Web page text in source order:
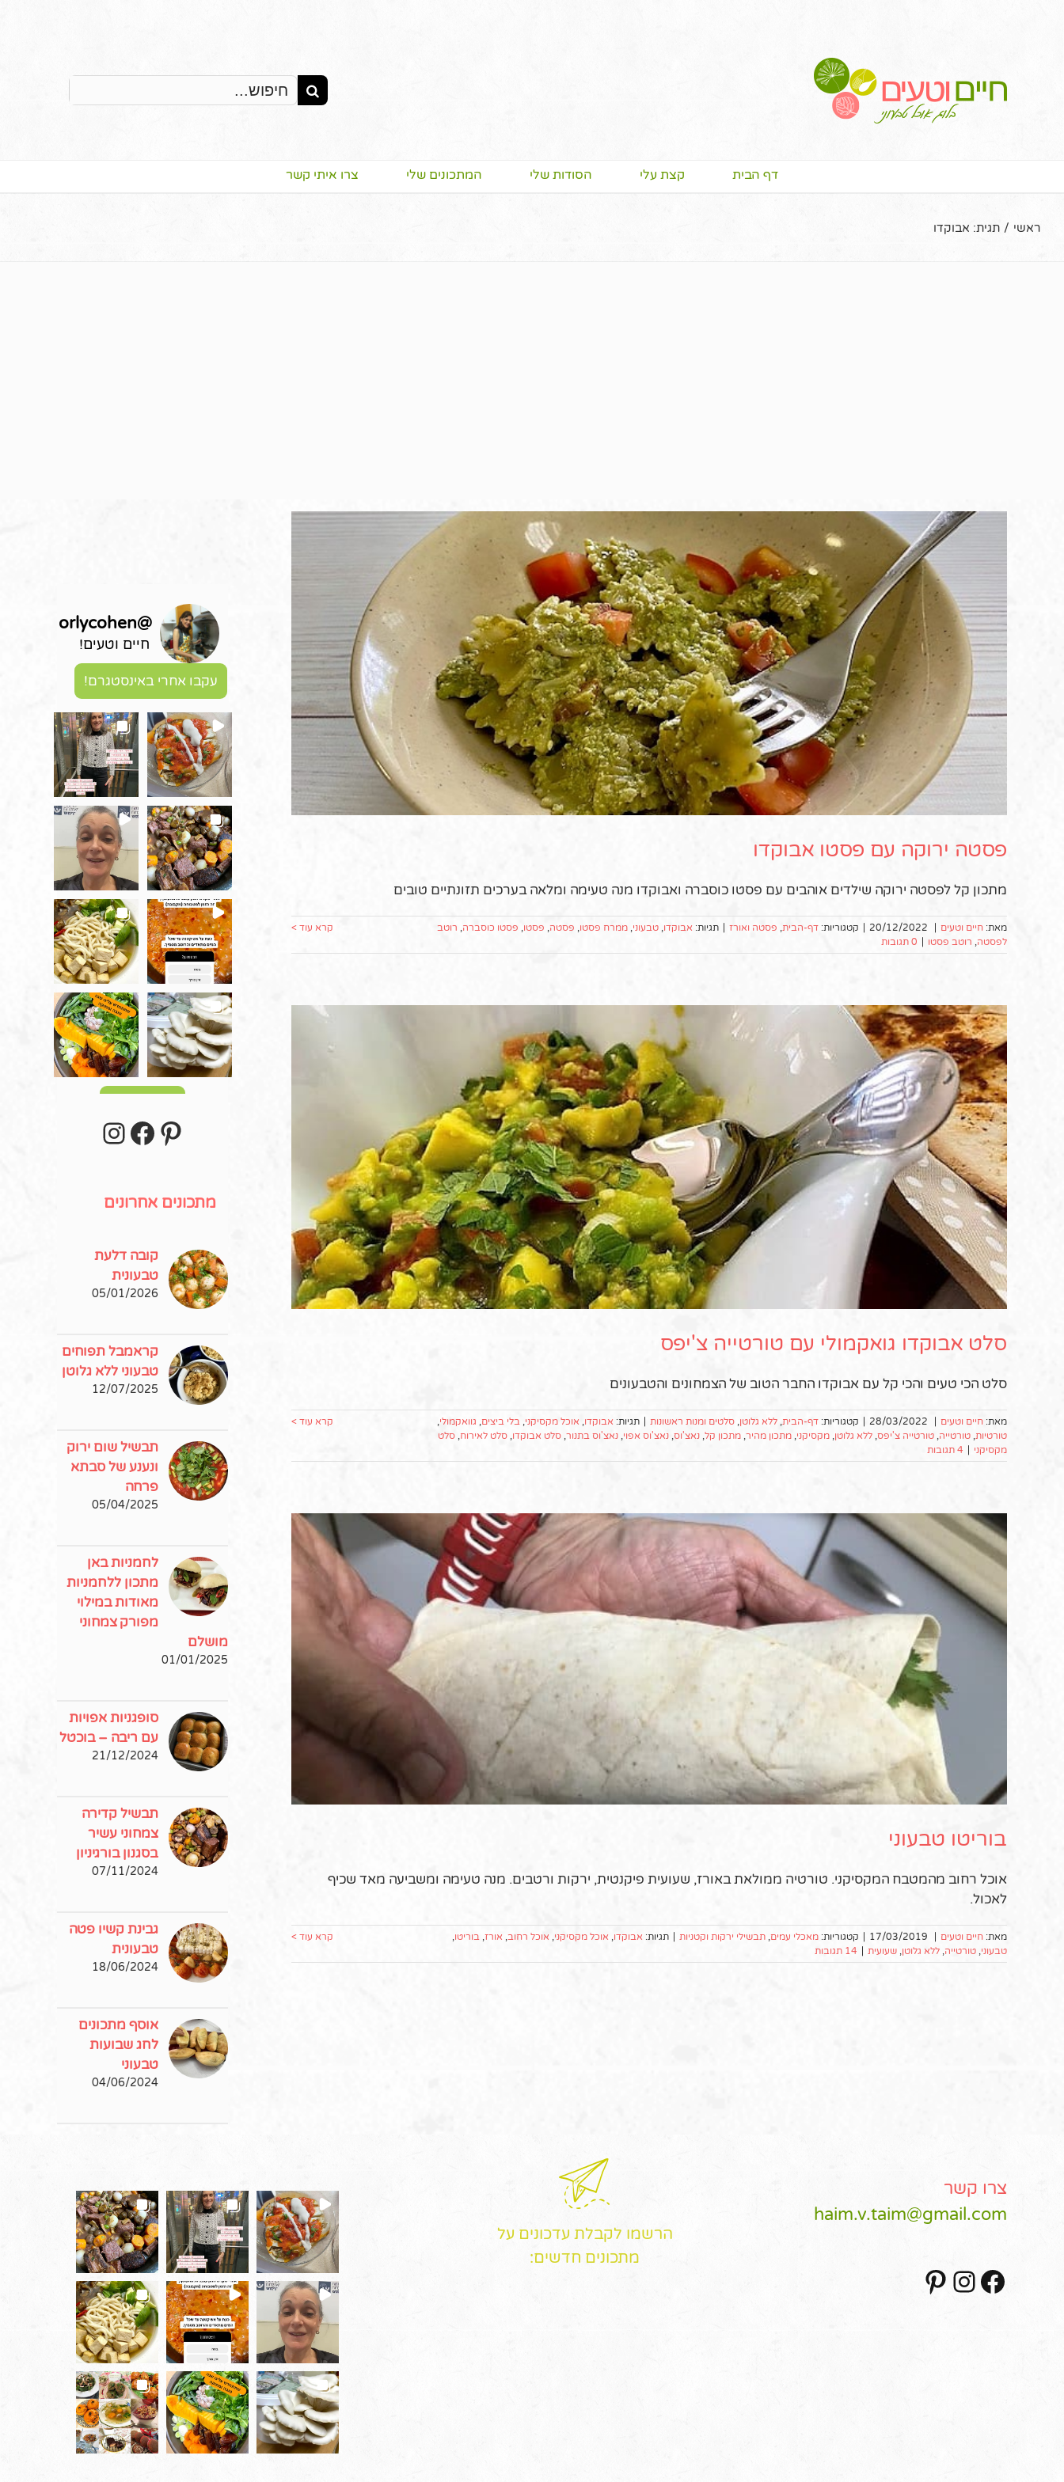
Search
for:
דף הבית קצת עלי הסודות שלי המתכונים שלי צרו איתי קשר
ראשי / תגית: אבוקדו
פסטה ירוקה עם פסטו אבוקדו
מתכון קל לפסטה ירוקה שילדים אוהבים עם פסטו כוסברה ואבוקדו מנה טעימה ומלאה בערכים תזונתיים טובים
מאת: חיים וטעים 20/12/2022 קטגוריות: דף-הבית, פסטה ואורז תגיות: אבוקדו, טבעוני, ממרח פסטו, פסטה, פסטו, פסטו כוסברה, רוטב
לפסטה, רוטב פסטו 0 תגובות
קרא עוד >
סלט אבוקדו גואקמולי עם טורטייה צ'יפס
סלט הכי טעים והכי קל עם אבוקדו החבר הטוב של הצמחונים והטבעונים
מאת: חיים וטעים 28/03/2022 קטגוריות: דף-הבית, ללא גלוטן, סלטים ומנות ראשונות תגיות: אבוקדו, אוכל מקסיקני, בלי ביצים, גוואקמולי,
טורטיות, טורטייה, טורטייה צ'יפס, ללא גלוטן, מקסיקני, מתכון מהיר, מתכון קל, נאצ'וס, נאצ'וס אפוי, נאצ'וס בתנור, סלט אבוקדו, סלט לאירוח, סלט
מקסיקני
4 תגובות
קרא עוד >
בוריטו טבעוני
אוכל רחוב מהמטבח המקסיקני. טורטיה ממולאת באורז, שעועית פיקנטית, ירקות ורטבים. מנה טעימה ומשביעה מאד שכיף
לאכול.
מאת: חיים וטעים 17/03/2019 קטגוריות: מאכלי עמים, תבשילי ירקות וקטניות תגיות: אבוקדו, אוכל מקסיקני, אוכל רחוב, אורז, בוריטו,
טבעוני, טורטייה, ללא גלוטן, שעועית 14 תגובות
קרא עוד >
@
orlycohen
חיים וטעים!
עקבו אחרי באינסטגרם!
Pinterest
מתכונים אחרונים
קובה דלעת
טבעונית
05/01/2026
קראמבל תפוחים
טבעוני ללא גלוטן
12/07/2025
תבשיל שום ירוק
ונענע של סבתא
פרחה
05/04/2025
לחמניות באן
מתכון ללחמניות
מאודות במילוי
מפורק צמחוני
מושלם
01/01/2025
סופגניות אפויות
עם ריבה – בוכטל
21/12/2024
תבשיל קדירה
צמחוני עשיר
בסגנון בורגיניון
07/11/2024
גבינת קשיו פטה
טבעונית
18/06/2024
אוסף מתכונים
לחג שבועות
טבעוני
04/06/2024
צרו קשר
haim.v.taim@gmail.com
Facebook
Instagram
הרשמו לקבלת עדכונים על
מתכונים חדשים: